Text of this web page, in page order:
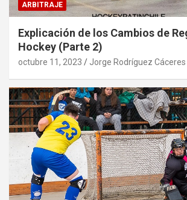
ARBITRAJE
Explicación de los Cambios de
Hockey (Parte 2)
octubre 11, 2023 Jorge Rodríguez Cáceres